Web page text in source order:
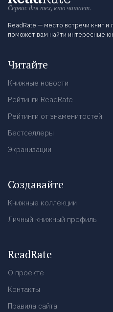
Сервис для тех, кто читает.
ReadRate — место встречи книг
поможет вам найти интересные
Читайте
Книжные новости
Рейтинги ReadRate
Рейтинги от знаменитостей
Бестселлеры
Экранизации
Создавайте
Книжные коллекции
Личный книжный профиль
ReadRate
О проекте
Контакты
Правила сайта